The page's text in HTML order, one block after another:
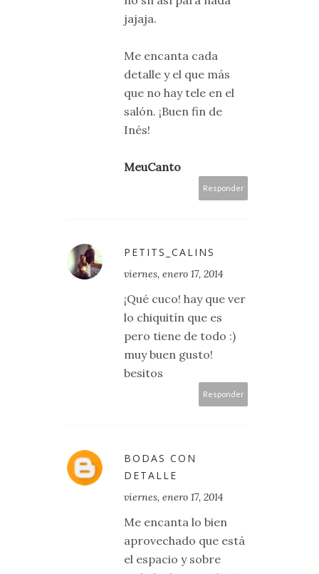
jajaja.
Me encanta cada
detalle y el que más
que no hay tele en el
salón. ¡Buen fin de
Inés!
MeuCanto
Responder
PETITS_CALINS
viernes, enero 17, 2014
¡Qué cuco! hay que ver
lo chiquitín que es
pero tiene de todo :)
muy buen gusto!
besitos
Responder
BODAS CON
DETALLE
viernes, enero 17, 2014
Me encanta lo bien
aprovechado que está
el espacio y sobre